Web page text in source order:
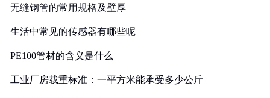
无缝钢管的常用规格及壁厚
生活中常见的传感器有哪些呢
PE100管材的含义是什么
工业厂房载重标准：一平方米能承受多少公斤